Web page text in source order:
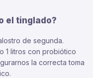
el tinglado?
de segunda.
1 litros con probiótico
la correcta toma